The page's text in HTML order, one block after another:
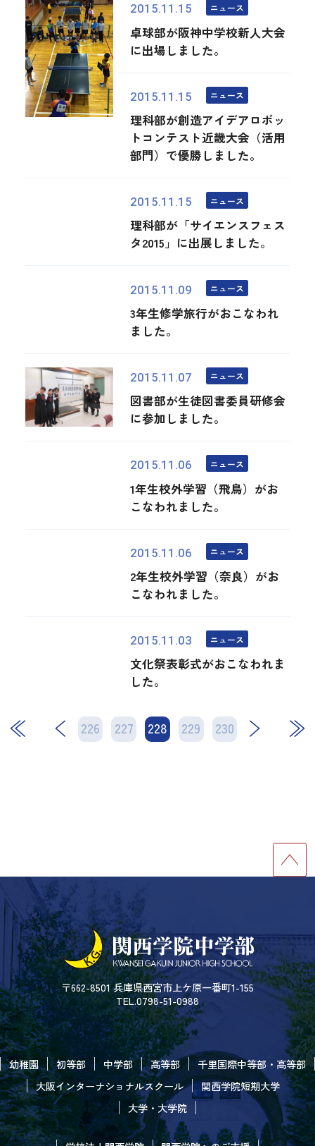
2015.11.15 ニュース
卓球部が阪神中学校新人大会
に出場しました。
2015.11.15 ニュース
理科部が創造アイデアロボッ
トコンテスト近畿大会（活用
部門）で優勝しました。
2015.11.15 ニュース
理科部が「サイエンスフェス
タ2015」に出展しました。
2015.11.09 ニュース
3年生修学旅行がおこなわれ
ました。
2015.11.07 ニュース
図書部が生徒図書委員研修会
に参加しました。
2015.11.06 ニュース
1年生校外学習（飛鳥）がお
こなわれました。
2015.11.06 ニュース
2年生校外学習（奈良）がお
こなわれました。
2015.11.03 ニュース
文化祭表彰式がおこなわれま
した。
226 227 228 229 230
次 最後
〒662-8501 兵庫県西宮市上ケ原一番町1-155
TEL.0798-51-0988
幼稚園 初等部 中学部 高等部
千里国際中等部・高等部
大阪インターナショナルスクール
関西学院短期大学
大学・大学院